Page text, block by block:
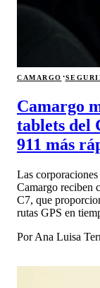
CAMARGO ·
Camargo
tablets del
911 más
Las
Camargo reciben
C7, que
rutas GPS en
PorAna Luisa